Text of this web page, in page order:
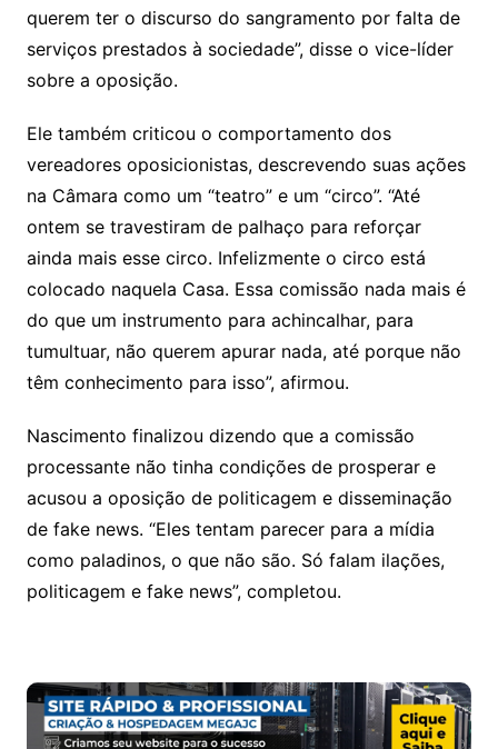
querem ter o discurso do sangramento por falta de
serviços prestados à sociedade”, disse o vice-líder
sobre a oposição.
Ele também criticou o comportamento dos
vereadores oposicionistas, descrevendo suas ações
na Câmara como um “teatro” e um “circo”. “Até
ontem se travestiram de palhaço para reforçar
ainda mais esse circo. Infelizmente o circo está
colocado naquela Casa. Essa comissão nada mais é
do que um instrumento para achincalhar, para
tumultuar, não querem apurar nada, até porque não
têm conhecimento para isso”, afirmou.
Nascimento finalizou dizendo que a comissão
processante não tinha condições de prosperar e
acusou a oposição de politicagem e disseminação
de fake news. “Eles tentam parecer para a mídia
como paladinos, o que não são. Só falam ilações,
politicagem e fake news”, completou.